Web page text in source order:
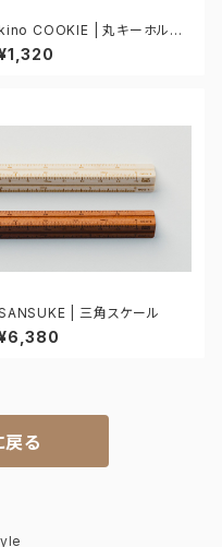
COOKIE | 丸キーホルダ
| 三角スケール
る